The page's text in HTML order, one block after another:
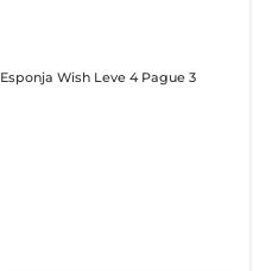
Esponja Wish Leve 4 Pague 3